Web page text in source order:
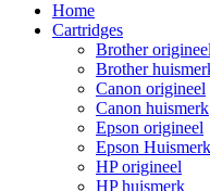
Home
Cartridges
Brother origineel
Brother
Canon origineel
Canon huismerk
Epson origineel
Epson Huismerk
HP origineel
HP huismerk